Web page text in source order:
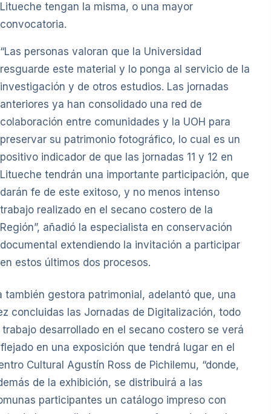
Litueche tengan la misma, o una mayor
convocatoria.
“Las personas valoran que la Universidad
resguarde este material y lo ponga al servicio de la
investigación y de otros estudios. Las jornadas
anteriores ya han consolidado una red de
colaboración entre comunidades y la UOH para
preservar su patrimonio fotográfico, lo cual es un
positivo indicador de que las jornadas 11 y 12 en
Litueche tendrán una importante participación, que
darán fe de este exitoso, y no menos intenso
trabajo realizado en el secano costero de la
Región”, añadió la especialista en conservación
documental extendiendo la invitación a participar
en estos últimos dos procesos.
también gestora patrimonial, adelantó que, una
concluidas las Jornadas de Digitalización, todo
trabajo desarrollado en el secano costero se verá
en una exposición que tendrá lugar en el
Cultural Agustín Ross de Pichilemu, “donde,
de la exhibición, se distribuirá a las
participantes un catálogo impreso con